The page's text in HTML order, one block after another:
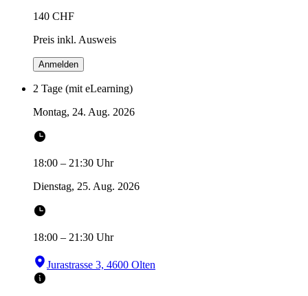
140 CHF
Preis inkl. Ausweis
Anmelden
2 Tage (mit eLearning)
Montag, 24. Aug. 2026
18:00 – 21:30 Uhr
Dienstag, 25. Aug. 2026
18:00 – 21:30 Uhr
Jurastrasse 3, 4600 Olten